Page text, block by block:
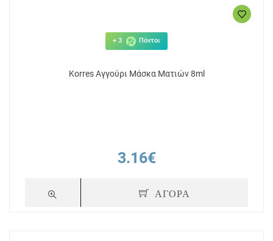
+ 3 Πόντοι
Korres Αγγούρι Μάσκα Ματιών 8ml
3.16€
ΑΓΟΡΑ